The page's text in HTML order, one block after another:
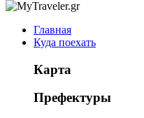
Главная
Куда поехать
Карта
Префектуры